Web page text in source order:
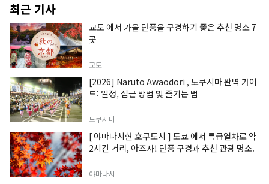
최근 기사
교토 에서 가을 단풍을 구경하기 좋은 추천 명소 7
곳
교토
[2026] Naruto Awaodori , 도쿠시마 완벽 가이
드: 일정, 접근 방법 및 즐기는 법
도쿠시마
[ 야마나시현 호쿠토시 ] 도쿄 에서 특급열차로 약
2시간 거리, 아즈사! 단풍 구경과 추천 관광 명소.
야마나시